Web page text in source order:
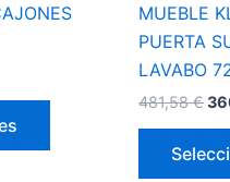
MUEBLE
PUERTA
LAVABO
481,58€